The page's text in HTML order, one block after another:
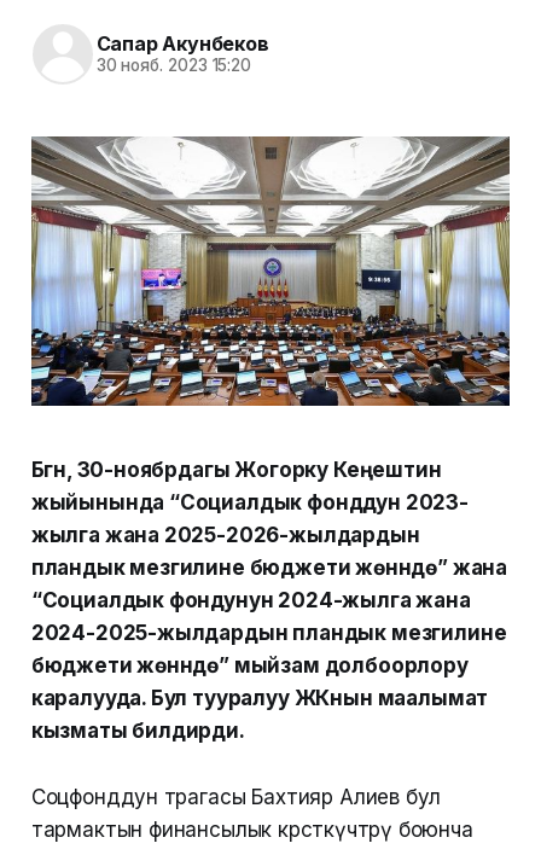
Сапар Акунбеков
30 нояб. 2023 15:20
Бүгүн, 30-ноябрдагы Жогорку Кеңештин
жыйынында “Социалдык фонддун 2023-
жылга жана 2025-2026-жылдардын
пландык мезгилине бюджети жөнүндө” жана
“Социалдык фондунун 2024-жылга жана
2024-2025-жылдардын пландык мезгилине
бюджети жөнүндө” мыйзам долбоорлору
каралууда. Бул тууралуу ЖКнын маалымат
кызматы билдирди.
Соцфонддун төрагасы Бахтияр Алиев бул
тармактын финансылык көрсөткүчтөрү боюнча